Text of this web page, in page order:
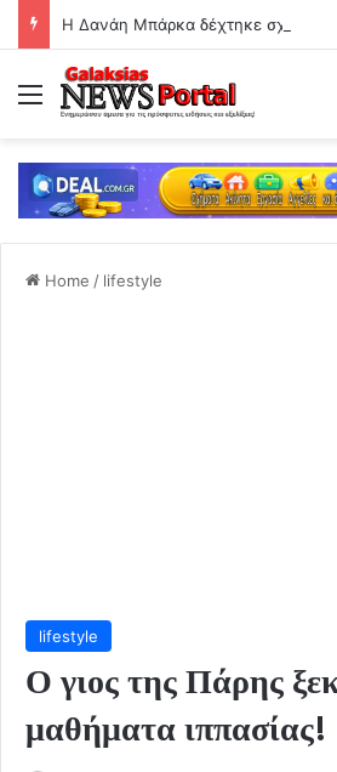
Menu
Home / lifestyle
lifestyle
Ο γιος της Πάρης
μαθήματα ιππασίας!